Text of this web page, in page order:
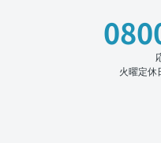
火曜定休